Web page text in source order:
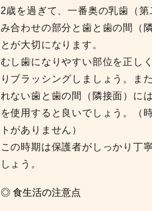
2歳を過ぎて、一番奥の乳歯（
み合わせの部分と歯と歯の間（
とが大切になります。
むし歯になりやすい部位を正し
りブラッシングしましょう。ま
れない歯と歯の間（隣接面）に
を使用すると良いでしょう。（
トがありません）
この時期は保護者がしっかり丁
しょう。
◎ 食生活の注意点